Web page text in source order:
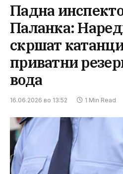
Падна
Паланка:
скршат
приватни
вода
16.06.2026 во 13:52 1 Min Read